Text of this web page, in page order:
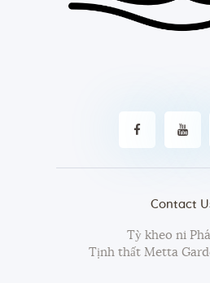
Contact
Tỳ kheo ni
Tịnh thất Metta